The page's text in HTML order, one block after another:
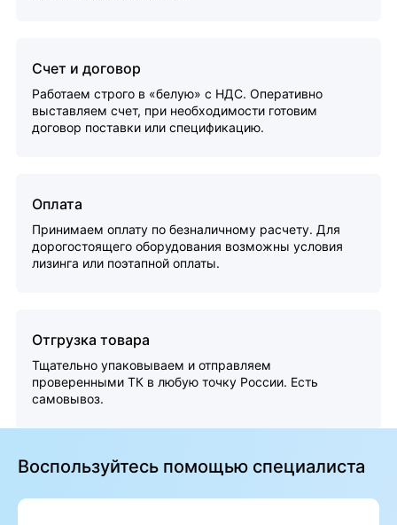
Счет и договор
Работаем строго в «белую» с НДС. Оперативно
выставляем счет, при необходимости готовим
договор поставки или спецификацию.
Оплата
Принимаем оплату по безналичному расчету. Для
дорогостоящего оборудования возможны условия
лизинга или поэтапной оплаты.
Отгрузка товара
Тщательно упаковываем и отправляем
проверенными ТК в любую точку России. Есть
самовывоз.
Воспользуйтесь помощью специалиста